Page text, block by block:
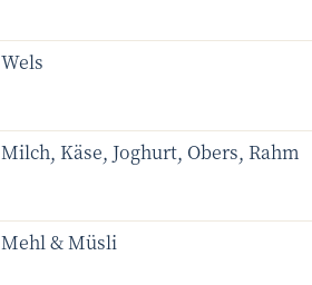
Wels
Milch, Käse, Joghurt, Obers, Rahm
Mehl & Müsli